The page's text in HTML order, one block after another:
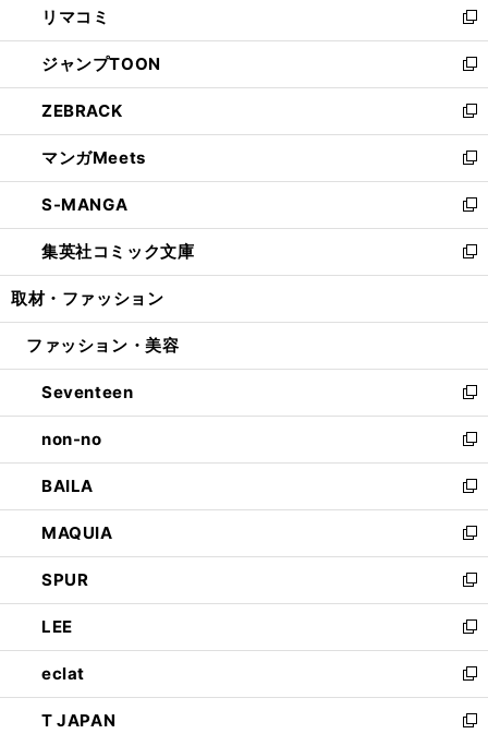
で
開
く
ド
ウ
で
開
く
ィ
ン
ド
ウ
で
開
く
い
ウ
ィ
ン
ド
ウ
で
開
く
リマコミ
新
し
い
ウ
ィ
ン
ド
ウ
で
開
く
ジャンプTOON
新
し
い
ウ
ィ
ン
ド
ウ
で
開
ZEBRACK
新
し
い
ウ
ィ
ン
ド
ウ
開
マンガMeets
新
し
い
ウ
ィ
ン
ウ
開
く
S-MANGA
新
し
い
ウ
ン
ウ
で
開
く
集英社コミック文庫
新
し
ウ
ン
ド
ウ
で
開
く
取材・ファッション
ファッション・美容
Seventeen
新
し
い
ウ
ィ
ン
ド
ウ
で
開
く
non-no
新
し
い
ウ
ィ
ン
ド
ウ
で
開
く
BAILA
新
し
い
ウ
ィ
ン
ド
ウ
で
開
く
MAQUIA
新
し
い
ウ
ィ
ン
ド
ウ
で
SPUR
新
し
い
ウ
ィ
ン
ド
LEE
新
し
い
ウ
ィ
eclat
新
し
い
T JAPAN
新